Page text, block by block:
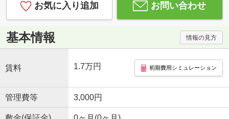
お気に入り追加 お問い合わせ
基本情報 情報の見方
賃料 1.7万円 初期費用シミュレーション
管理費等 3,000円